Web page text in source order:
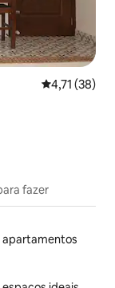
4,71 de uma
4,71 (38)
fazer
apartamentos